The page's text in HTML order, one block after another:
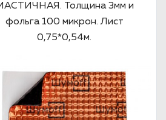
Толщина 3мм и
фольга 100 микрон. Лист
0,75*0,54м.